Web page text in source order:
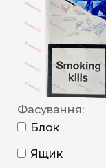
Фасування:
Блок
Ящик